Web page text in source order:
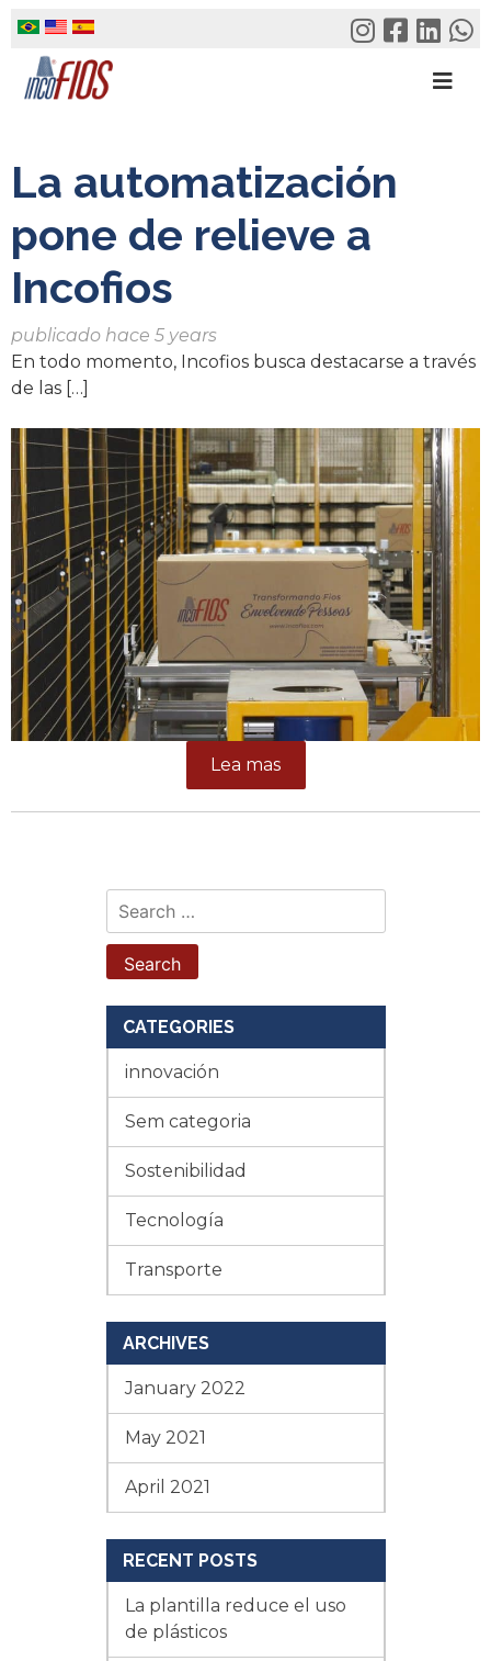
content
Search
for:
CATEGORIES
innovación
Sem categoria
Sostenibilidad
Tecnología
Transporte
ARCHIVES
January 2022
May 2021
April 2021
RECENT POSTS
La plantilla reduce el uso
de plásticos
La automatización
pone de relieve a
Incofios
publicado hace 5 years
En todo momento, Incofios busca destacarse a través
de las […]
Lea mas